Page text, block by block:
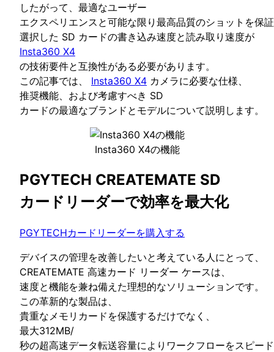
したがって、最適なユーザー
エクスペリエンスと可能な限り最高品質のショットを保
選択した SD カードの書き込み速度と読み取り速度が
Insta360 X4
の技術要件と互換性がある必要があります。
この記事では、 Insta360 X4 カメラに必要な仕様、
推奨機能、および考慮すべき SD
カードの最適なブランドとモデルについて説明します。
Insta360 X4の機能
PGYTECH CREATEMATE SD
カードリーダーで効率を最大化
PGYTECHカードリーダーを購入する
デバイスの管理を改善したいと考えている人にとって、
CREATEMATE 高速カード リーダー ケースは、
速度と機能を兼ね備えた理想的なソリューションです。
この革新的な製品は、
貴重なメモリカードを保護するだけでなく、
最大312MB/
秒の超高速データ転送容量によりワークフローをスピー